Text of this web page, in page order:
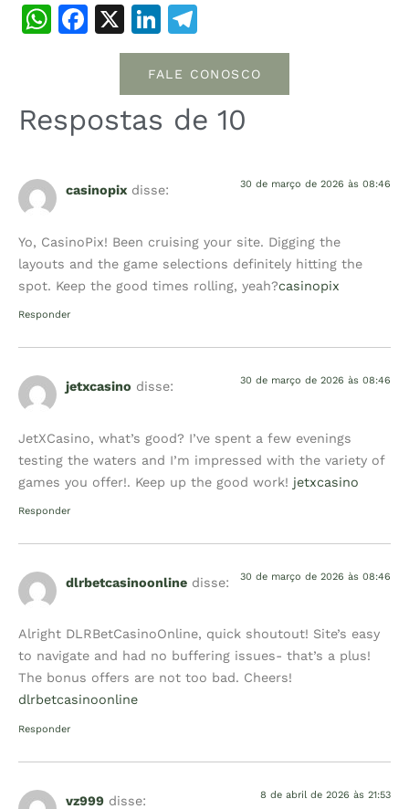
WhatsApp
Facebook
X LinkedIn
FALE CONOSCO
Respostas de 10
casinopix disse: 30 de março de 2026 às 08:46
Yo, CasinoPix! Been cruising your site. Digging the
layouts and the game selections definitely hitting the
spot. Keep the good times rolling, yeah?casinopix
Responder
jetxcasino disse: 30 de março de 2026 às 08:46
JetXCasino, what’s good? I’ve spent a few evenings
testing the waters and I’m impressed with the variety of
games you offer!. Keep up the good work! jetxcasino
Responder
dlrbetcasinoonline disse: 30 de março de 2026 às 08:46
Alright DLRBetCasinoOnline, quick shoutout! Site’s easy
to navigate and had no buffering issues- that’s a plus!
The bonus offers are not too bad. Cheers!
dlrbetcasinoonline
Responder
vz999 disse: 8 de abril de 2026 às 21:53